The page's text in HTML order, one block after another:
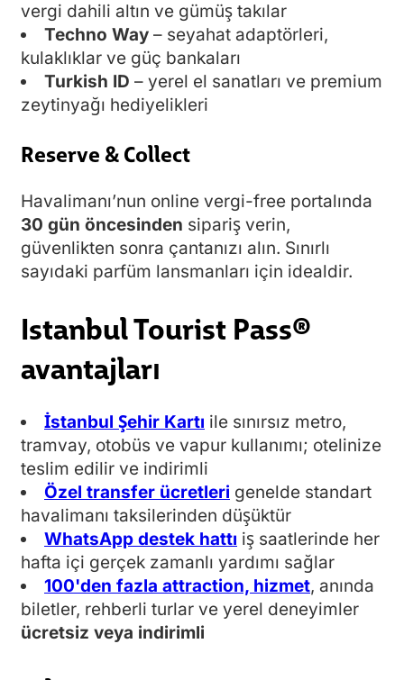
vergi dahili altın ve gümüş takılar
Techno Way – seyahat adaptörleri,
kulaklıklar ve güç bankaları
Turkish ID – yerel el sanatları ve premium
zeytinyağı hediyelikleri
Reserve & Collect
Havalimanı’nun online vergi-free portalında
30 gün öncesinden sipariş verin,
güvenlikten sonra çantanızı alın. Sınırlı
sayıdaki parfüm lansmanları için idealdir.
Istanbul Tourist Pass®
avantajları
İstanbul Şehir Kartı ile sınırsız metro,
tramvay, otobüs ve vapur kullanımı; otelinize
teslim edilir ve indirimli
Özel transfer ücretleri genelde standart
havalimanı taksilerinden düşüktür
WhatsApp destek hattı iş saatlerinde her
hafta içi gerçek zamanlı yardımı sağlar
100'den fazla attraction, hizmet, anında
biletler, rehberli turlar ve yerel deneyimler
ücretsiz veya indirimli